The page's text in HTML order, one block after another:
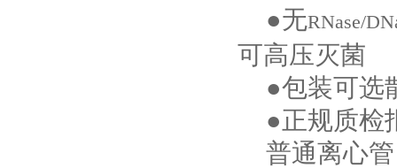
●无RNase/
可高压灭菌
●包装可选
●正规质检
普通离心管